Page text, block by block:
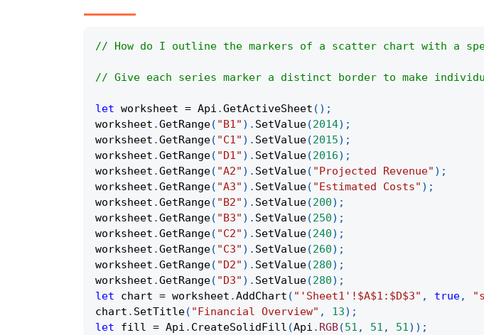
// How do I outline the markers of a scatter chart with a
// Give each series marker a distinct border to make
let worksheet = Api .GetActiveSheet ( ) ;
worksheet .GetRange( "B1" ) . SetValue(2014) ;
worksheet .GetRange( "C1" ) . SetValue(2015) ;
worksheet .GetRange( "D1" ) . SetValue(2016) ;
worksheet .GetRange( "A2" ) . SetValue( "Projected Revenue" ) ;
worksheet .GetRange( "A3" ) . SetValue( "Estimated Costs" ) ;
worksheet .GetRange( "B2" ) . SetValue(200) ;
worksheet .GetRange( "B3" ) . SetValue(250) ;
worksheet .GetRange( "C2" ) . SetValue(240) ;
worksheet .GetRange( "C3" ) . SetValue(260) ;
worksheet .GetRange( "D2" ) . SetValue(280) ;
worksheet .GetRange( "D3" ) . SetValue(280) ;
let chart = worksheet .AddChart ( "'Sheet1'!$A$1:$D$3" , true,
chart . SetTitle( "Financial Overview" , 13) ;
let fill = Api . CreateSolidFill (Api . RGB(51 , 51 , 51) ) ;